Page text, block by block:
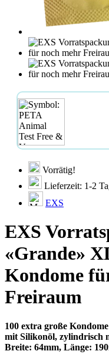
Vorrätig!
Lieferzeit: 1-2
EXS
EXS
«Grande»
Kondome
Freiraum
100 extra große
mit Silikonöl, zylindrisch
Breite: 64mm, Länge: